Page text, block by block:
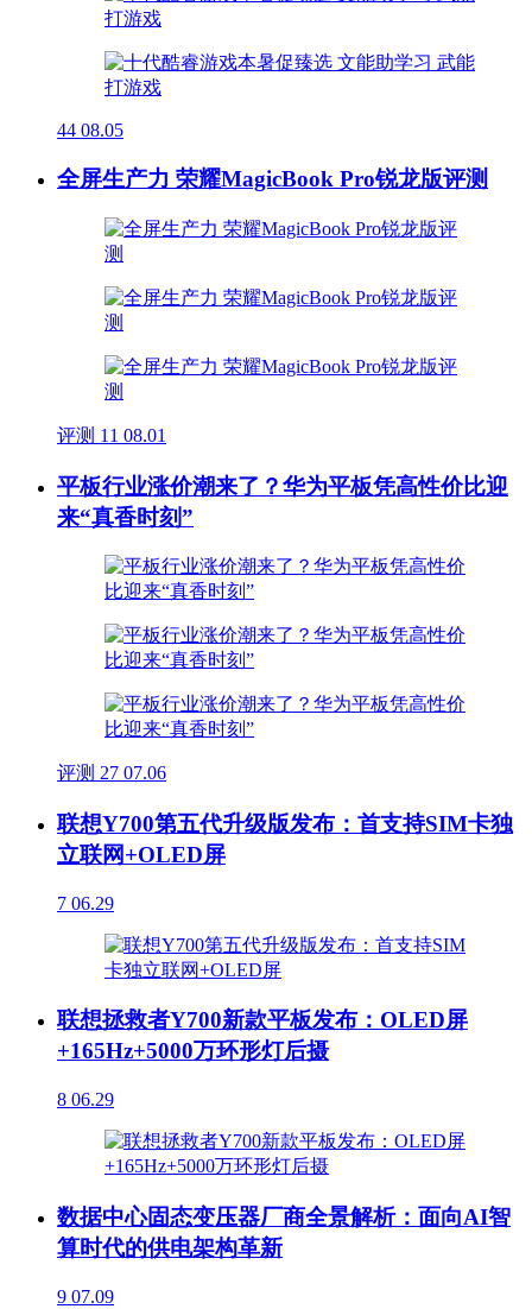
44 08.05
全屏生产力 荣耀MagicBook Pro锐龙版评测
评测 11 08.01
平板行业涨价潮来了？华为平板凭高性价比迎
来“真香时刻”
评测 27 07.06
联想Y700第五代升级版发布：首支持SIM卡独
立联网+OLED屏
7 06.29
联想拯救者Y700新款平板发布：OLED屏
+165Hz+5000万环形灯后摄
8 06.29
数据中心固态变压器厂商全景解析：面向AI智
算时代的供电架构革新
9 07.09